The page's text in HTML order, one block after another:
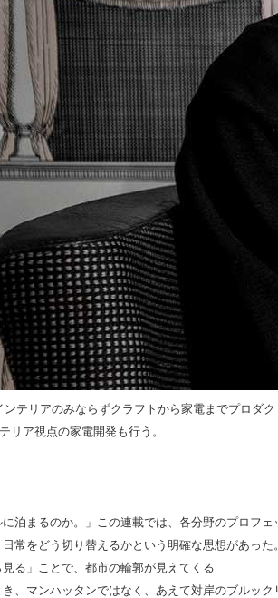
ンテリアのみならずクラフトから家電までプロダ
リア視点の家電開発も行う。
に泊まるのか。」この連載では、各分野のプロ
常をどう切り替えるかという明確な思想があっ
見る」ことで、都市の輪郭が見えてくる
き、マンハッタンではなく、あえて対岸のブルック